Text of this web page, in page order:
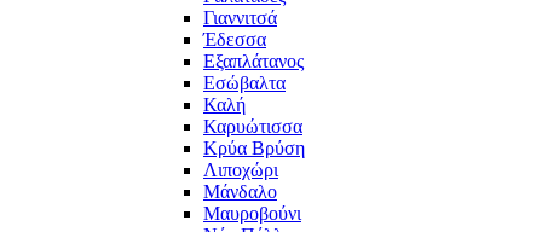
Γιαννιτσά
Έδεσσα
Εξαπλάτανος
Εσώβαλτα
Καλή
Καρυώτισσα
Κρύα Βρύση
Λιποχώρι
Μάνδαλο
Μαυροβούνι